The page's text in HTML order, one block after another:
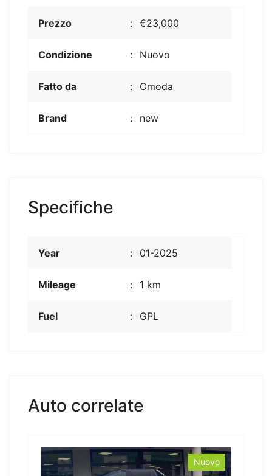
Prezzo €23,000
Condizione Nuovo
Fatto da Omoda
Brand new
Specifiche
Year 01-2025
Mileage 1 km
Fuel GPL
Auto correlate
Nuovo